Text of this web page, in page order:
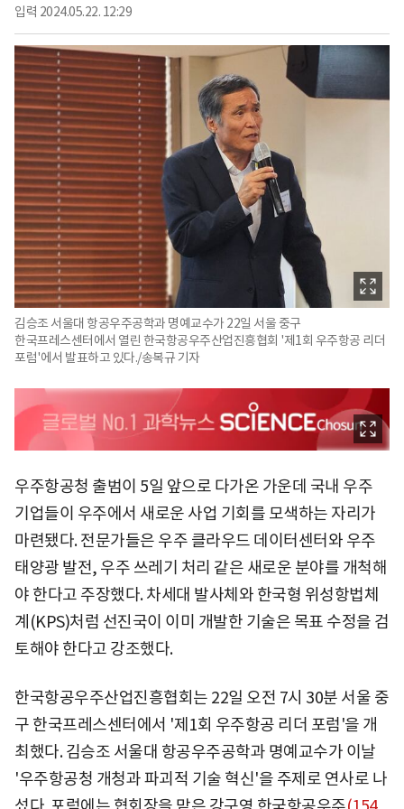
입력 2024.05.22. 12:29
김승조 서울대 항공우주공학과 명예교수가 22일 서울 중구
한국프레스센터에서 열린 한국항공우주산업진흥협회 '제1회 우주항공 리더
포럼'에서 발표하고 있다./송복규 기자
우주항공청 출범이 5일 앞으로 다가온 가운데 국내 우주
기업들이 우주에서 새로운 사업 기회를 모색하는 자리가
마련됐다. 전문가들은 우주 클라우드 데이터센터와 우주
태양광 발전, 우주 쓰레기 처리 같은 새로운 분야를 개척해
야 한다고 주장했다. 차세대 발사체와 한국형 위성항법체
계(KPS)처럼 선진국이 이미 개발한 기술은 목표 수정을 검
토해야 한다고 강조했다.
한국항공우주산업진흥협회는 22일 오전 7시 30분 서울 중
구 한국프레스센터에서 '제1회 우주항공 리더 포럼'을 개
최했다. 김승조 서울대 항공우주공학과 명예교수가 이날
'우주항공청 개청과 파괴적 기술 혁신'을 주제로 연사로 나